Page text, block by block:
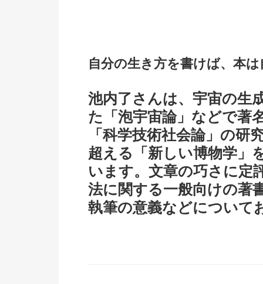
自分の生き方を書けば、本
池内了さんは、宇宙の生
た「泡宇宙論」などで著
「科学技術社会論」の
超える「新しい博物学」
います。文章の巧さに定
法に関する一般向けの著
執筆の意義などについて